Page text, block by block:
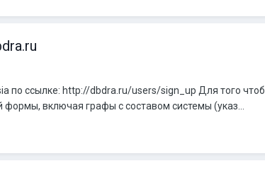
по ссылке: http://dbdra.ru/users/sign_up Для того
формы, включая графы с составом системы (указ...